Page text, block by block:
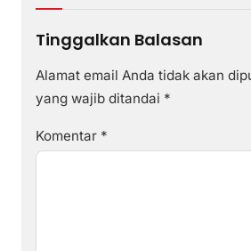
Tinggalkan Balasan
Alamat email Anda tidak akan
yang wajib ditandai *
Komentar *